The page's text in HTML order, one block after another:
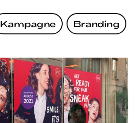
Kampagne Branding